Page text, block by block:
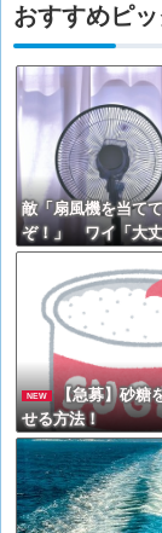
おすすめピ
敵「扇風機を当て
ぞ！」 ワイ「大
ｗ」扇風機ﾎﾟﾁｰ
NEW
【急募】砂糖
せる方法！